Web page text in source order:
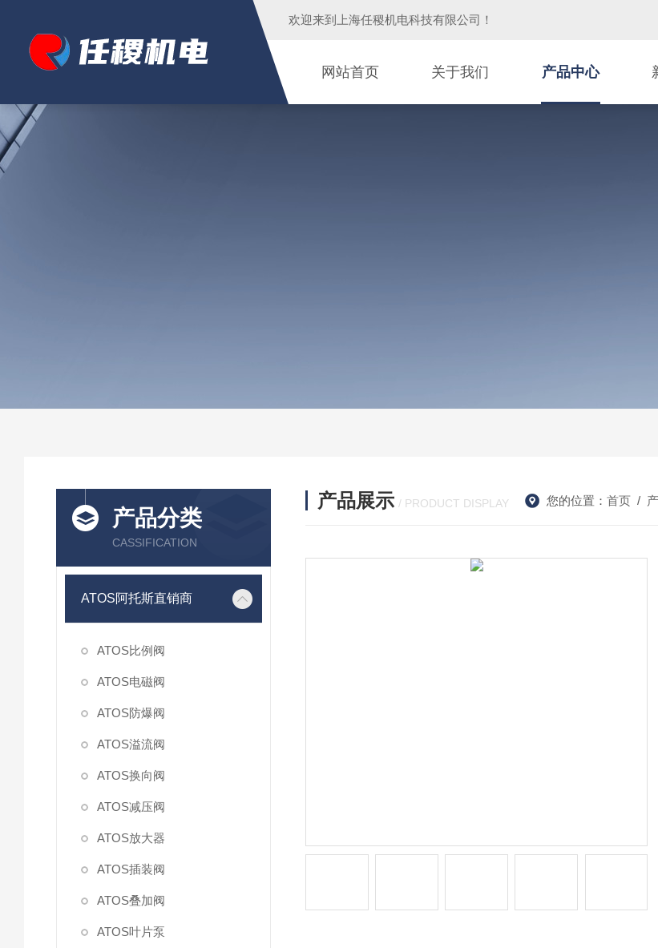
欢迎来到 上海任稷机电科技有限公司 ！
网站首页 关于我们 产品中心
产品分类
CASSIFICATION
ATOS阿托斯直销商
ATOS比例阀
ATOS电磁阀
ATOS防爆阀
ATOS溢流阀
ATOS换向阀
ATOS减压阀
ATOS放大器
ATOS插装阀
ATOS叠加阀
ATOS叶片泵
产品展示 / PRODUCT DISPLAY 您的位置： 首页/